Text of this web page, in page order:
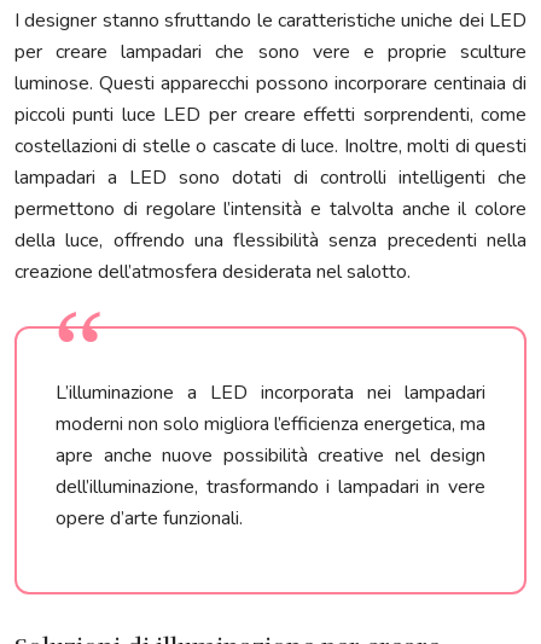
I designer stanno sfruttando le caratteristiche uniche dei LED
per creare lampadari che sono vere e proprie sculture
luminose. Questi apparecchi possono incorporare centinaia di
piccoli punti luce LED per creare effetti sorprendenti, come
costellazioni di stelle o cascate di luce. Inoltre, molti di questi
lampadari a LED sono dotati di controlli intelligenti che
permettono di regolare l’intensità e talvolta anche il colore
della luce, offrendo una flessibilità senza precedenti nella
creazione dell’atmosfera desiderata nel salotto.
L’illuminazione a LED incorporata nei lampadari
moderni non solo migliora l’efficienza energetica, ma
apre anche nuove possibilità creative nel design
dell’illuminazione, trasformando i lampadari in vere
opere d’arte funzionali.